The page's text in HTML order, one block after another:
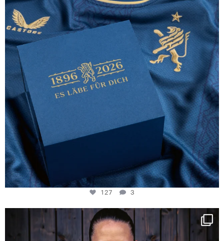
127
3
127 3
NIE USENAND GAH
Some anniversaries
292
5